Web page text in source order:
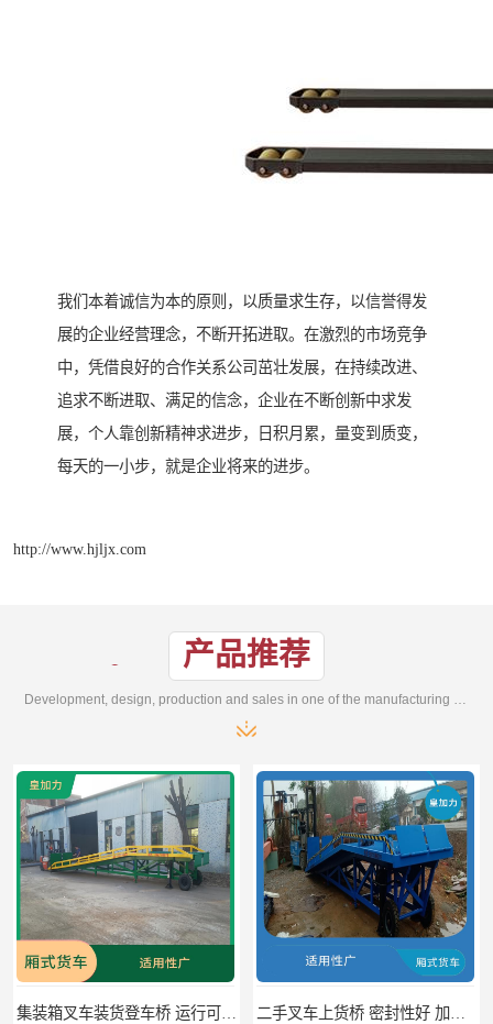
我们本着诚信为本的原则，以质量求生存，以信誉得发
展的企业经营理念，不断开拓进取。在激烈的市场竞争
中，凭借良好的合作关系公司茁壮发展，在持续改进、
追求不断进取、满足的信念，企业在不断创新中求发
展，个人靠创新精神求进步，日积月累，量变到质变，
每天的一小步，就是企业将来的进步。
http://www.hjljx.com
产品推荐